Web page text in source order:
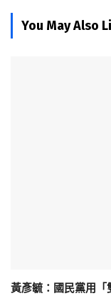
You May Also
黃彥毓：國民黨用「